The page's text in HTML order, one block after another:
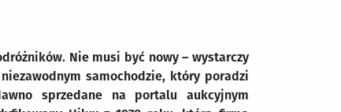
Nie musi być nowy – wystarczy
samochodzie, który poradzi
sprzedane na portalu aukcyjnym